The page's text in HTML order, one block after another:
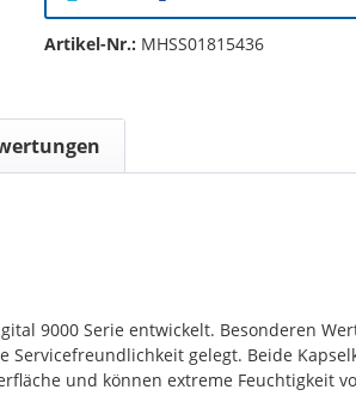
Artikel-Nr.: MHSS01815436
9000 Serie entwickelt. Besonderen
gelegt. Beide
und können extreme Feuchtigkeit